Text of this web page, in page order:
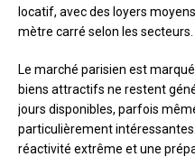
locatif, avec des loyers
mètre carré selon les secteurs.
Le marché parisien est
biens attractifs ne restent
jours disponibles, parfois
particulièrement
réactivité extrême et une